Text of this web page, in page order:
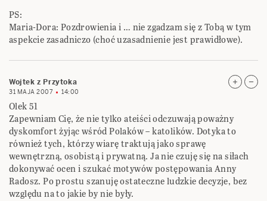
PS:
Maria-Dora: Pozdrowienia i … nie zgadzam się z Tobą w tym
aspekcie zasadniczo (choć uzasadnienie jest prawidłowe).
Wojtek z Przytoka
31 MAJA 2007 14:00
Olek 51
Zapewniam Cię, że nie tylko ateiści odczuwają poważny
dyskomfort żyjąc wśród Polaków – katolików. Dotyka to
również tych, którzy wiarę traktują jako sprawę
wewnętrzną, osobistą i prywatną. Ja nie czuję się na siłach
dokonywać ocen i szukać motywów postępowania Anny
Radosz. Po prostu szanuję ostateczne ludzkie decyzje, bez
względu na to jakie by nie były.